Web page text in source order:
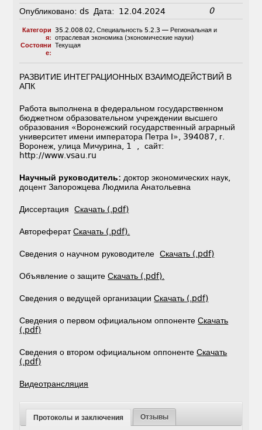
Опубликовано: ds Дата: 12.04.2024 0
Категори
я:
35.2.008.02, Специальность 5.2.3 — Региональная и
отраслевая экономика (экономические науки)
Состояни
е:
Текущая
РАЗВИТИЕ ИНТЕГРАЦИОННЫХ ВЗАИМОДЕЙСТВИЙ В
АПК
Работа выполнена в федеральном государственном
бюджетном образовательном учреждении высшего
образования «Воронежский государственный аграрный
университет имени императора Петра I», 394087, г.
Воронеж, улица Мичурина, 1 , сайт:
http://www.vsau.ru
Научный руководитель: доктор экономических наук,
доцент Запорожцева Людмила Анатольевна
ДиссертацияСкачать (.pdf)
АвторефератСкачать (.pdf).
Сведения о научном руководителеСкачать (.pdf)
Объявление о защитеСкачать (.pdf).
Сведения о ведущей организацииСкачать (.pdf)
Сведения о первом официальном оппонентеСкачать
(.pdf)
Сведения о втором официальном оппонентеСкачать
(.pdf)
Видеотрансляция
Протоколы и заключения Отзывы